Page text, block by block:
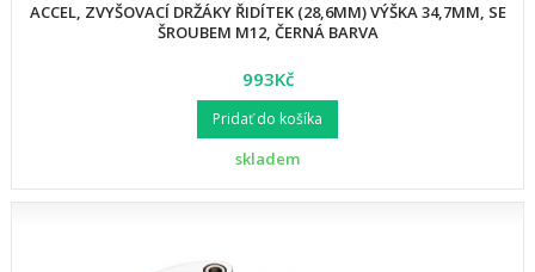
ACCEL, ZVYŠOVACÍ DRŽÁKY ŘIDÍTEK (28,6MM) VÝŠKA 34,7MM, SE
ŠROUBEM M12, ČERNÁ BARVA
993Kč
Pridať do košíka
skladem